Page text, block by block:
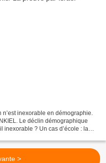
inexorable en démographie.
Le déclin démographique
inexorable ? Un cas d’école : la
>